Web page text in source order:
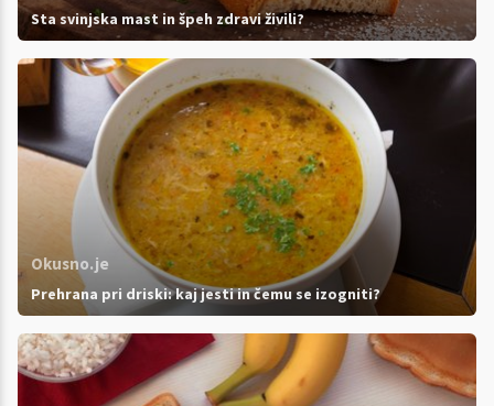
Sta svinjska mast in špeh zdravi živili?
Okusno.je
Prehrana pri driski: kaj jesti in čemu se izogniti?